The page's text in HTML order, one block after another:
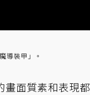
導裝甲」。
畫面質素和表現都